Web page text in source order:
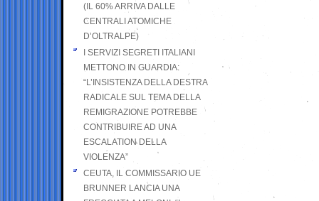
(IL 60% ARRIVA DALLE
CENTRALI ATOMICHE
D’OLTRALPE)
I SERVIZI SEGRETI ITALIANI
METTONO IN GUARDIA:
“L’INSISTENZA DELLA DESTRA
RADICALE SUL TEMA DELLA
REMIGRAZIONE POTREBBE
CONTRIBUIRE AD UNA
ESCALATION DELLA
VIOLENZA”
CEUTA, IL COMMISSARIO UE
BRUNNER LANCIA UNA